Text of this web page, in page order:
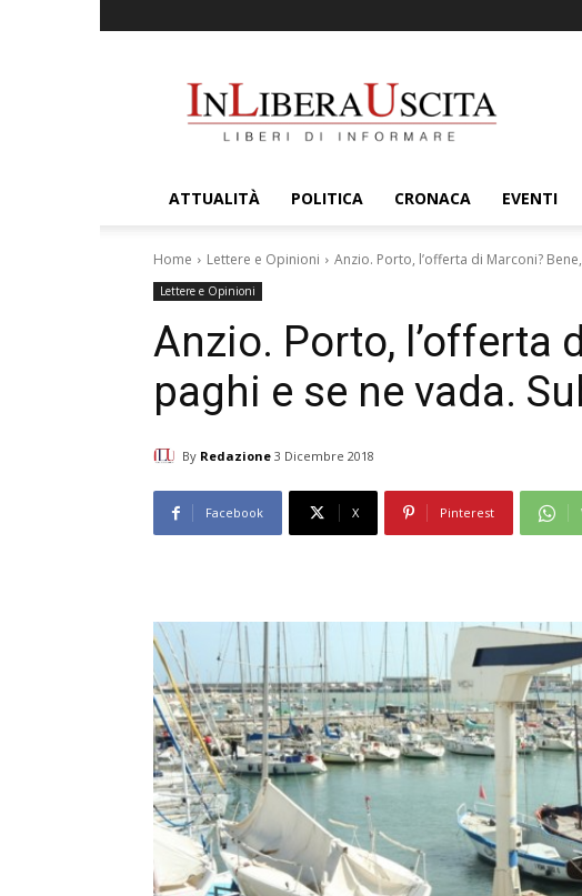
ATTUALITÀ POLITICA CRONACA EVENTI
Home Lettere e Opinioni Anzio. Porto, l’offerta di Marconi?
Lettere e Opinioni
Anzio. Porto, l’offerta
paghi e se ne vada.
By Redazione 3 Dicembre 2018
Facebook X Pinterest